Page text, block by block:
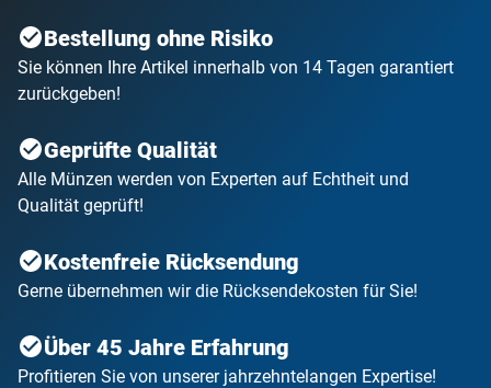
Bestellung ohne Risiko
Sie können Ihre Artikel innerhalb von 14 Tagen garantiert
zurückgeben!
Geprüfte Qualität
Alle Münzen werden von Experten auf Echtheit und
Qualität geprüft!
Kostenfreie Rücksendung
Gerne übernehmen wir die Rücksendekosten für Sie!
Über 45 Jahre Erfahrung
Profitieren Sie von unserer jahrzehntelangen Expertise!